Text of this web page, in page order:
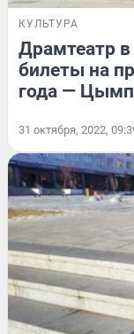
КУЛЬТУРА
Драмтеатр в
билеты на
года —
31 октября, 2022,